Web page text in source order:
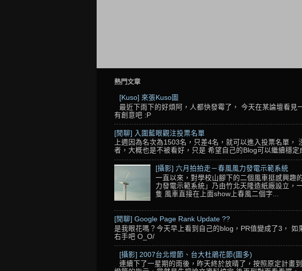
熱門文章
[Kuso] 來張Kuso圖
最近下雨下的好煩阿，人都快發霉了， 今天在某論壇看
有創意吧 :P
[閒聊] 入圍藍眼觀注投票名單
上週因為名次為1503名，只差4名，就可以進入投票名單
者，大概也是不被看好，只是 希望自己的Blog可以繼續穩
[攝影] 六月拍拍走－春風風力發電示範系統
一直以來，對學校山腳下的二個風車挺感興趣
力發電示範系統」乃由竹北天隆造紙廠設立，
隻 風車直接在上面show上春風二個字...
[閒聊] Google Page Rank Update ??
是我眼花嗎？今天早上看到自己的blog，PR值變成了3，
右手吧 O_O/
[攝影] 2007台北燈節、台大杜鵑花節(圖多)
連續下了一星期的雨後，昨天終於放晴了，按照原定計畫